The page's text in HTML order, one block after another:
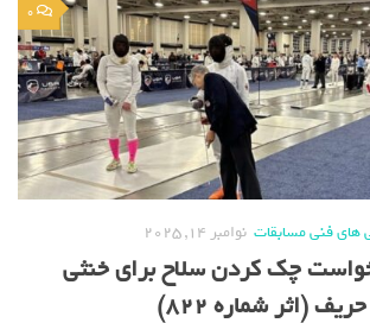
0
فنی مسابقات نوامبر 14, 2025
چک کردن سلاح برای خنثی
(اثر شماره 822)